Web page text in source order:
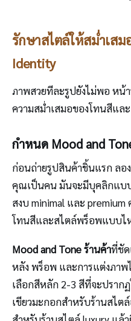
รักษาสไตล์ให้สม่ำเสม
Identity
ภาพสวยทีละรูปยังไม่พอ หน้
ความสม่ำเสมอของโทนสีแ
กำหนด Mood and
ก่อนถ่ายรูปสินค้าชิ้นแรก ลอ
คุณเป็นคน มันจะมีบุคลิกแบ
สงบ minimal และ
โทนสีและสไตล์พร็อพแบบไ
Mood and Tone ร้านค้าที่ชัด
หลัง พร็อพ และการแต่งภาพ
เลือกสีหลัก 2-3 สีที่จะปราก
เขียวมะกอกสำหรับร้านสไต